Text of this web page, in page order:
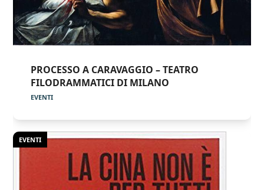
PROCESSO A CARAVAGGIO – TEATRO
FILODRAMMATICI DI MILANO
EVENTI
EVENTI